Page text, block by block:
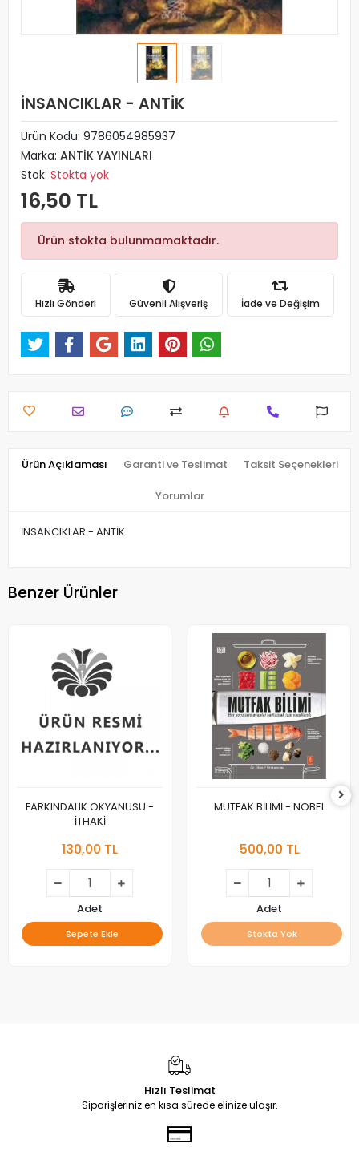
İNSANCIKLAR - ANTİK
Ürün Kodu: 9786054985937
Marka: ANTİK YAYINLARI
Stok: Stokta yok
16,50 TL
Ürün stokta bulunmamaktadır.
Hızlı Gönderi Güvenli Alışveriş İade ve Değişim
Ürün Açıklaması Garanti ve Teslimat Taksit Seçenekleri
Yorumlar
İNSANCIKLAR - ANTİK
Benzer Ürünler
FARKINDALIK OKYANUSU -
İTHAKİ
130,00 TL
Adet
Sepete Ekle
MUTFAK BİLİMİ - NOBEL
500,00 TL
Adet
Stokta Yok
Hızlı Teslimat
Siparişleriniz en kısa sürede elinize ulaşır.